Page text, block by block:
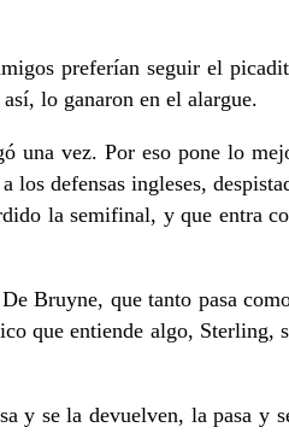
preferían seguir el
lo ganaron en el alargue.
una vez. Por eso pone lo
defensas ingleses,
la semifinal, y que entra
Bruyne, que tanto pasa
que entiende algo, Sterling,
y se la devuelven, la pasa y